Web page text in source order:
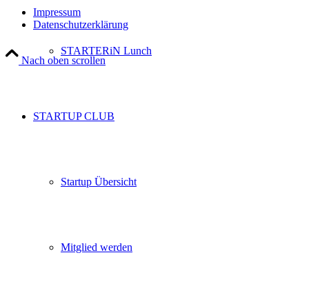
STARTERiN Lunch
STARTUP CLUB
Startup Übersicht
Mitglied werden
Impressum
Datenschutzerklärung
Nach oben scrollen